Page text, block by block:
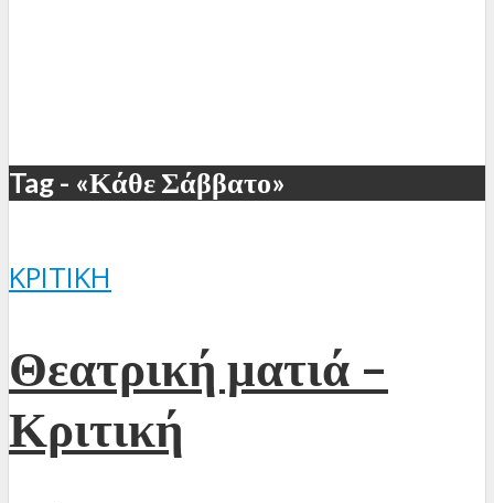
Tag - «Κάθε Σάββατο»
ΚΡΙΤΙΚΉ
Θεατρική ματιά –
Κριτική